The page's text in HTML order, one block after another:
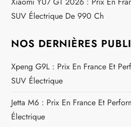
t
i
c
l
e
SUV Électrique De 990 Ch
NOS DERNIÈRES
Xpeng G9L : Prix En France Et
SUV Électrique
Jetta M6 : Prix En France Et
Électrique